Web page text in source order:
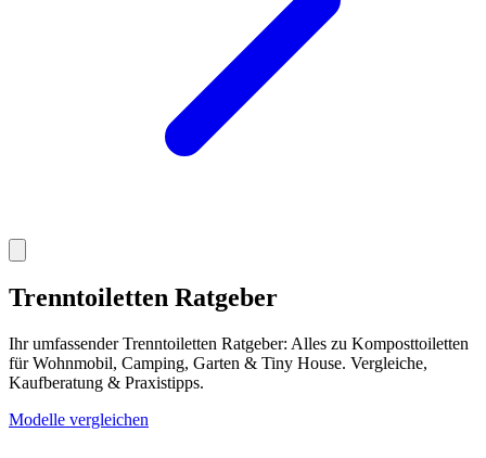
Trenntoiletten Ratgeber
Ihr umfassender Trenntoiletten Ratgeber: Alles zu Komposttoiletten
für Wohnmobil, Camping, Garten & Tiny House. Vergleiche,
Kaufberatung & Praxistipps.
Modelle vergleichen